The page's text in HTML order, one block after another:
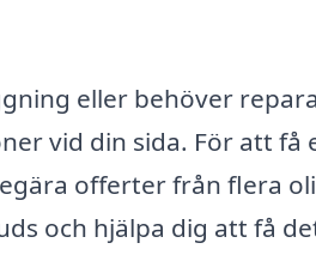
eller behöver
vid din sida. För att få
offerter från flera
och hjälpa dig att få